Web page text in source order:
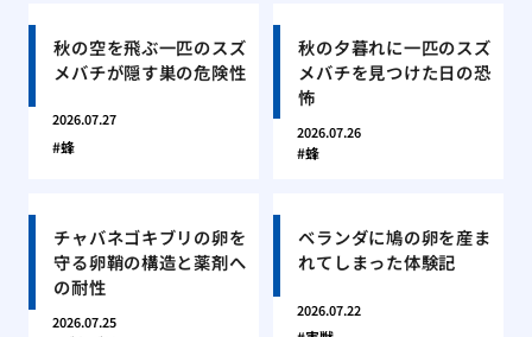
秋の空を飛ぶ一匹のスズ
メバチが隠す巣の危険性
2026.07.27
蜂
秋の夕暮れに一匹のスズ
メバチを見つけた日の恐
怖
2026.07.26
蜂
チャバネゴキブリの卵を
守る卵鞘の構造と薬剤へ
の耐性
2026.07.25
ベランダに鳩の卵を産ま
れてしまった体験記
2026.07.22